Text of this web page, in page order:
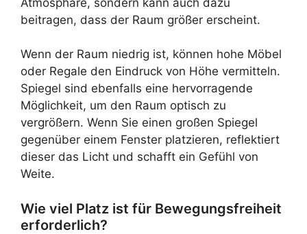
beitragen, dass der Raum größer erscheint.
Wenn der Raum niedrig ist, können hohe Möbel
oder Regale den Eindruck von Höhe vermitteln.
Spiegel sind ebenfalls eine hervorragende
Möglichkeit, um den Raum optisch zu
vergrößern. Wenn Sie einen großen Spiegel
gegenüber einem Fenster platzieren, reflektiert
dieser das Licht und schafft ein Gefühl von
Weite.
Wie viel Platz ist für Bewegungsfreiheit
erforderlich?